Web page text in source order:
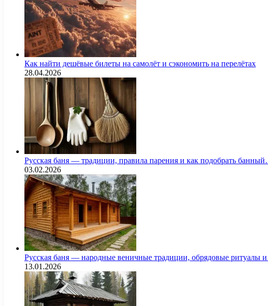
Как найти дешёвые билеты на самолёт и сэкономить на перелётах
28.04.2026
Русская баня — традиции, правила парения и как подобрать
03.02.2026
Русская баня — народные веничные традиции, обрядовые ритуалы
13.01.2026